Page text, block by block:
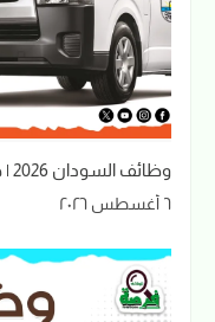
وظائف السودان 2026 | جامعة شندي تعلن عن وظيفة سائق
٦ أغسطس ٢٠٢٦